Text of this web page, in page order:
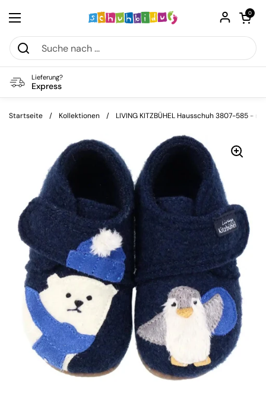
Menü öffnen
Warenkorb
0
Lieferung?
Express
Startseite / Kollektionen / LIVING KITZBÜHEL Hausschuh 3807-585 -